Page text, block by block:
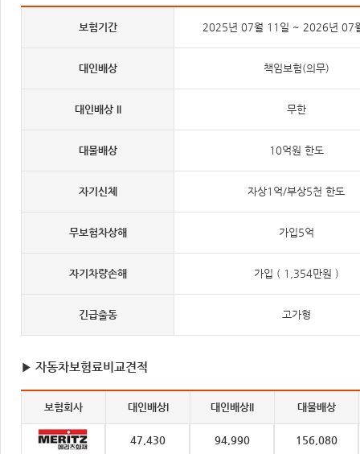
보험기간 2025년 07월 11일 ~ 2026년 07
대인배상 책임보험(의무)
대인배상 II 무한
대물배상 10억원 한도
자기신체 자상1억/부상5천 한도
무보험차상해 가입5억
자기차량손해 가입 ( 1,354만원 )
긴급출동 고가형
▶ 자동차보험료비교견적
보험회사 대인배상I 대인배상II 대물배상
47,430 94,990 156,080